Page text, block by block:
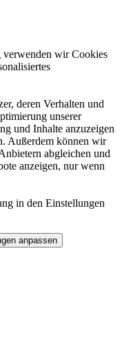
wir Cookies
deren Verhalten und
unserer
und Inhalte anzuzeigen
Außerdem können wir
abgleichen und
anzeigen, nur wenn
in den Einstellungen
anpassen